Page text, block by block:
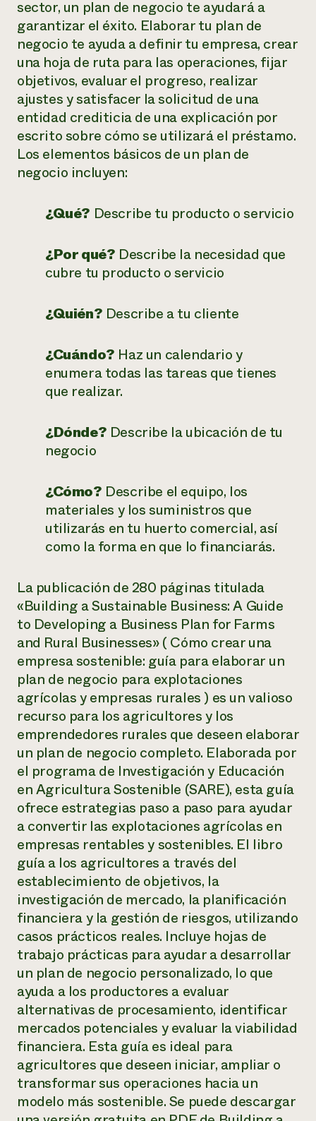
sector, un plan de negocio te ayudará a
garantizar el éxito. Elaborar tu plan de
negocio te ayuda a definir tu empresa, crear
una hoja de ruta para las operaciones, fijar
objetivos, evaluar el progreso, realizar
ajustes y satisfacer la solicitud de una
entidad crediticia de una explicación por
escrito sobre cómo se utilizará el préstamo.
Los elementos básicos de un plan de
negocio incluyen:
¿Qué? Describe tu producto o servicio
¿Por qué? Describe la necesidad que
cubre tu producto o servicio
¿Quién? Describe a tu cliente
¿Cuándo? Haz un calendario y
enumera todas las tareas que tienes
que realizar.
¿Dónde? Describe la ubicación de tu
negocio
¿Cómo? Describe el equipo, los
materiales y los suministros que
utilizarás en tu huerto comercial, así
como la forma en que lo financiarás.
La publicación de 280 páginas titulada
«Building a Sustainable Business: A Guide
to Developing a Business Plan for Farms
and Rural Businesses» ( Cómo crear una
empresa sostenible: guía para elaborar un
plan de negocio para explotaciones
agrícolas yempresas rurales ) es un valioso
recurso para los agricultores y los
emprendedores rurales que deseen elaborar
un plan de negocio completo. Elaborada por
el programa de Investigación y Educación
en Agricultura Sostenible (SARE), esta guía
ofrece estrategias paso a paso para ayudar
a convertir las explotaciones agrícolas en
empresas rentables y sostenibles. El libro
guía a los agricultores a través del
establecimiento de objetivos, la
investigación de mercado, la planificación
financiera y la gestión de riesgos, utilizando
casos prácticos reales. Incluye hojas de
trabajo prácticas para ayudar a desarrollar
un plan de negocio personalizado, lo que
ayuda a los productores a evaluar
alternativas de procesamiento, identificar
mercados potenciales y evaluar la viabilidad
financiera. Esta guía es ideal para
agricultores que deseen iniciar, ampliar o
transformar sus operaciones hacia un
modelo más sostenible. Se puede descargar